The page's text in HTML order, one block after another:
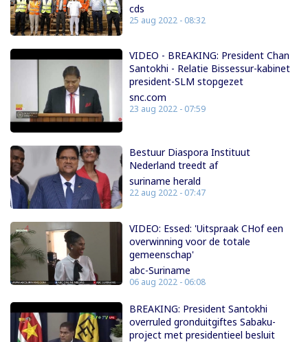
cds
25 aug 2022 - 08:32
VIDEO - BREAKING: President Chan
Santokhi - Relatie Bissessur-kabinet
president-SLM stopgezet
snc.com
23 aug 2022 - 07:59
Bestuur Diaspora Instituut
Nederland treedt af
suriname herald
22 aug 2022 - 07:47
VIDEO: Essed: 'Uitspraak CHof een
overwinning voor de totale
gemeenschap'
abc-Suriname
06 aug 2022 - 06:08
BREAKING: President Santokhi
overruled gronduitgiftes Sabaku-
project met presidentieel besluit